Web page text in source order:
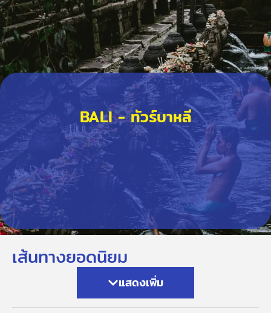
BALI - ทัวร์บาหลี
เส้นทางยอดนิยม
แสดงเพิ่ม